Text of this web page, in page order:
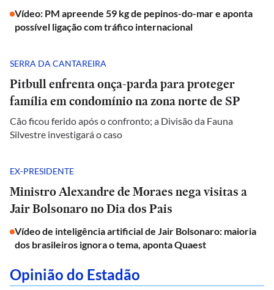
Vídeo: PM apreende 59 kg de pepinos-do-mar e aponta
possível ligação com tráfico internacional
SERRA DA CANTAREIRA
Pitbull enfrenta onça-parda para proteger
família em condomínio na zona norte de SP
Cão ficou ferido após o confronto; a Divisão da Fauna
Silvestre investigará o caso
EX-PRESIDENTE
Ministro Alexandre de Moraes nega visitas a
Jair Bolsonaro no Dia dos Pais
Vídeo de inteligência artificial de Jair Bolsonaro: maioria
dos brasileiros ignora o tema, aponta Quaest
Opinião do Estadão